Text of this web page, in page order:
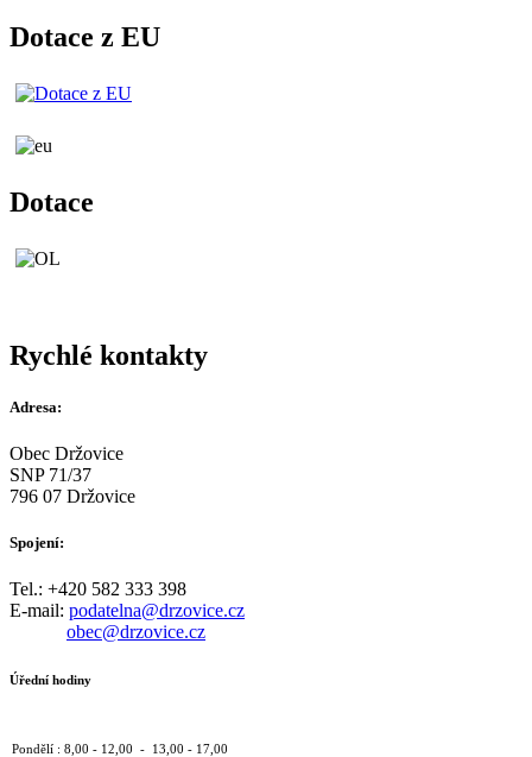
Dotace z EU
Dotace
Rychlé kontakty
Adresa:
Obec Držovice
SNP 71/37
796 07 Držovice
Spojení:
Tel.: +420 582 333 398
E-mail: podatelna@drzovice.cz
obec@drzovice.cz
Úřední hodiny
Pondělí : 8,00 - 12,00 - 13,00 - 17,00